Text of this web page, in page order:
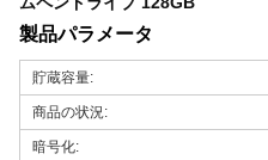
製品パラメータ
貯蔵容量:
商品の状況:
暗号化: